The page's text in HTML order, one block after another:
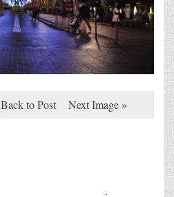
Back to Post Next Image »